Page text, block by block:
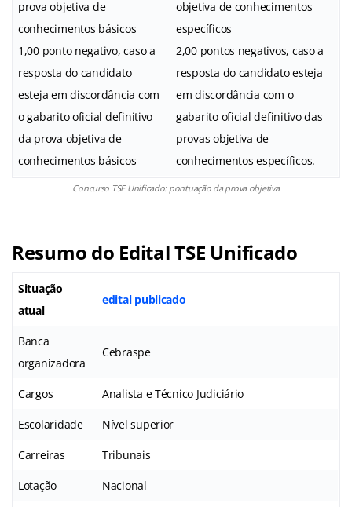
prova objetiva de
conhecimentos básicos
1,00 ponto negativo, caso a
resposta do candidato
esteja em discordância com
o gabarito oficial definitivo
da prova objetiva de
conhecimentos básicos
objetiva de conhecimentos
específicos
2,00 pontos negativos, caso a
resposta do candidato esteja
em discordância com o
gabarito oficial definitivo das
provas objetiva de
conhecimentos específicos.
Concurso TSE Unificado: pontuação da prova objetiva
Resumo do Edital TSE Unificado
Situação
atual
edital publicado
Banca
organizadora
Cebraspe
Cargos Analista e Técnico Judiciário
Escolaridade Nível superior
Carreiras Tribunais
Lotação Nacional